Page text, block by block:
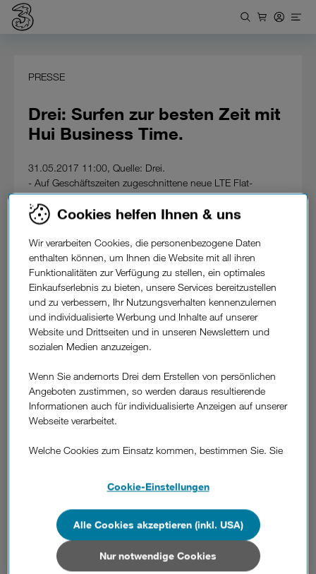
PRESSE
Drei: Surfen zur besten Zeit mit
Hui Business Time.
31.05.2017 11:00, Quelle: Drei.
- Auf Geschäftszeiten zugeschnittene neue LTE Flat-
Datentarife für Businesskunden.
- Mit Router und 24-Monatsbindung oder als SIM only Tarif
ohne Bindung.
- Mit Geld-zurück-Garantie.
Der neue Flat-Datentarif von Drei für Businesskunden bietet
blitzschnelle LTE-Geschwindigkeit im stärksten Netz genau
dann, wenn Unternehmer diese tatsächlich benötigen. Hui
Business Time ist auf Geschäfts- und Bürozeiten
zugeschnitten und überzeugt mit seinem Preis-Leistungs-
Verhältnis. Da die neuen LTE-Datentarife kein Datenlimit
haben, sind sie der perfekte Ersatz für Festnetz-Internet.
Businesskunden haben ab 31. Mai 2017 die Wahl zwischen
den Hui Flat Tarifen und den neuen Hui Business Time
Tarifen, mit oder ohne Router.
Hui Business Time Flat 50 mit maximaler
Downloadgeschwindigkeit von 50 Mbit/Sek (von 0:00 bis
noch schneller wollen, eignet sich Hui Business Time Flat
netto 33,33 € pro Monat. Während der Off-Peak Zeit
zwischen 19:00 und 0:00 steht das LTE-Netz von Drei mit
dem Flattarif ebenfalls, aber zu geringeren
Maximalgeschwindigkeiten zur Verfügung. Geld-zurück-
Cookies helfen Ihnen & uns
Wir verarbeiten Cookies, die personenbezogene Daten
enthalten können, um Ihnen die Website mit all ihren
Funktionalitäten zur Verfügung zu stellen, ein optimales
Einkaufserlebnis zu bieten, unsere Services bereitzustellen
und zu verbessern, Ihr Nutzungsverhalten kennenzulernen
und individualisierte Werbung und Inhalte auf unserer
Website und Drittseiten und in unseren Newslettern und
sozialen Medien anzuzeigen.
Wenn Sie andernorts Drei dem Erstellen von persönlichen
Angeboten zustimmen, so werden daraus resultierende
Informationen auch für individualisierte Anzeigen auf unserer
Webseite verarbeitet.
Welche Cookies zum Einsatz kommen, bestimmen Sie. Sie
Details und alle Optionen finden Sie unter „Cookie-
Wenn Sie allen Cookies zustimmen, werden auch Cookies
von Drittanbietern verarbeitet, die Ihre Daten in Ländern
außerhalb der europäischen Union (z.B. in den USA)
verarbeiten. Sie unterliegen keinem EU-konformen
Cookie-Einstellungen
Nur notwendige Cookies
Alle Cookies akzeptieren (inkl. USA)